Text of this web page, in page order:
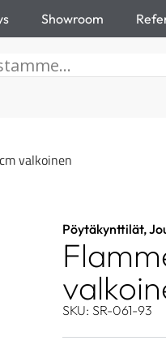
Showroom
valkoinen
Pöytäkynttilät,
SKU: SR-061-93